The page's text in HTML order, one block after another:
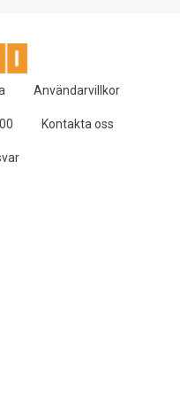
Användarvillkor
Kontakta oss